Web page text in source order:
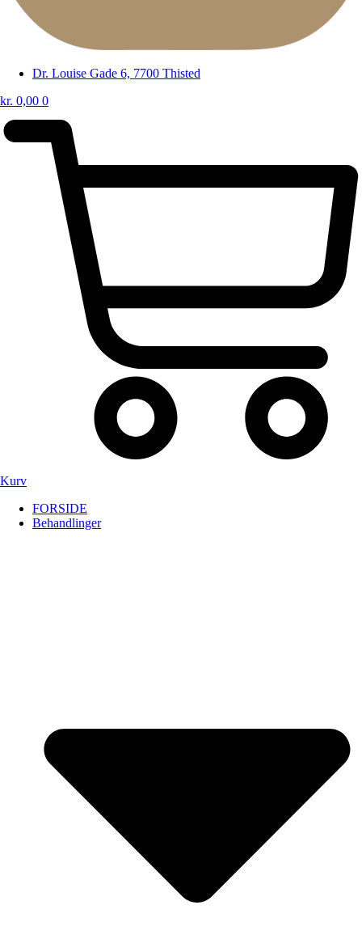
Dr. Louise Gade 6, 7700 Thisted
kr. 0,00 0
Kurv
FORSIDE
Behandlinger